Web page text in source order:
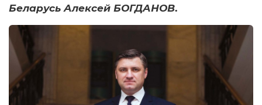
Беларусь Алексей БОГДАНОВ.